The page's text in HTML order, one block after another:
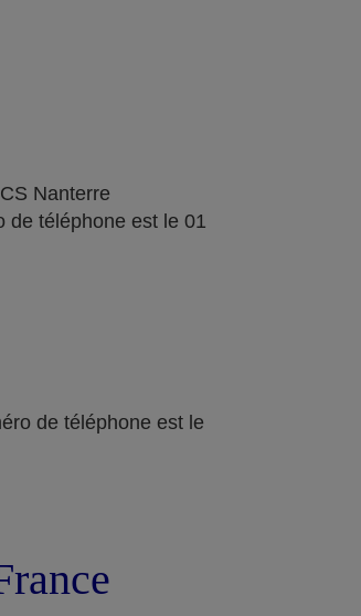
Nanterre
de téléphone est le 01
de téléphone est le